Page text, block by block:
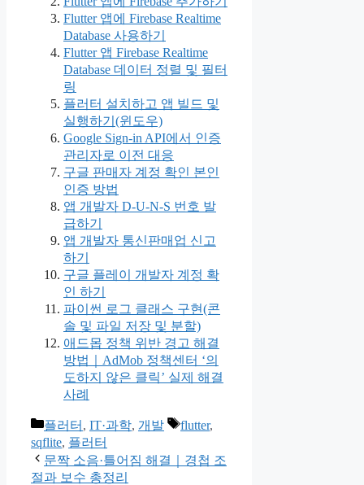
Flutter 앱에 Firebase Realtime
Database 사용하기
Flutter 앱 Firebase Realtime
Database 데이터 정렬 및 필터
링
플러터 설치하고 앱 빌드 및
실행하기(윈도우)
Google Sign-in API에서 인증
관리자로 이전 대응
구글 판매자 계정 확인 본인
인증 방법
앱 개발자 D‑U‑N‑S 번호 발
급하기
앱 개발자 통신판매업 신고
하기
구글 플레이 개발자 계정 확
인 하기
파이썬 로그 클래스 구현(콘
솔 및 파일 저장 및 분할)
애드몹 정책 위반 경고 해결
방법｜AdMob 정책센터 ‘의
도하지 않은 클릭’ 실제 해결
사례
카
테
고
리
플러터 , IT·과학, 개발
태
flutter,
sqflite, 플러터
문짝 소음·틀어짐 해결｜경첩 조
절과 보수 총정리